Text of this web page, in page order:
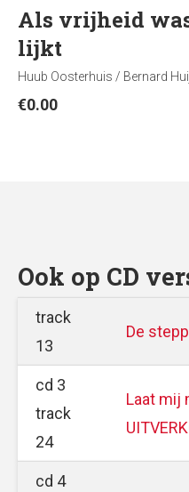
Als vrijheid
lijkt
Huub Oosterhuis / Bernard
€0.00
Ook op CD
track
13
De
cd 3
track
24
Laat mij
cd 4